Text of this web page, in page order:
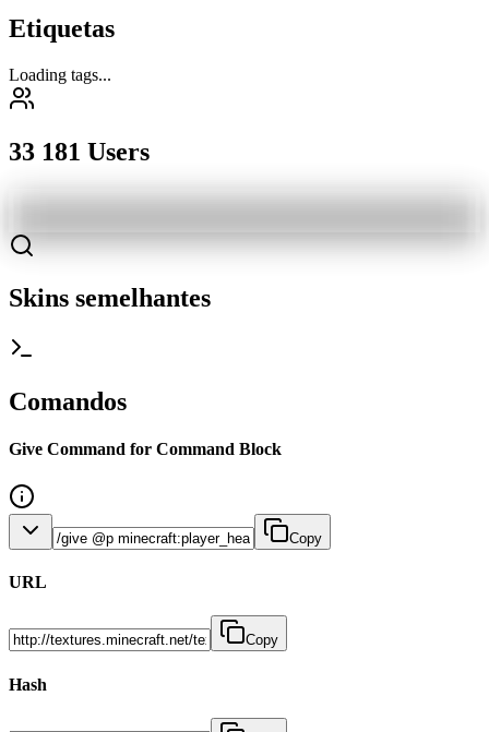
Etiquetas
Loading tags...
33 181 Users
Skins semelhantes
Comandos
Give Command for Command Block
Copy
URL
Copy
Hash